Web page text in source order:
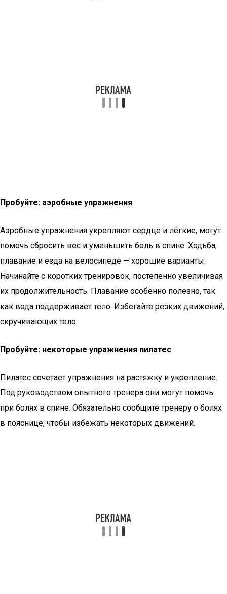
Пробуйте: аэробные упражнения
Аэробные упражнения укрепляют сердце и лёгкие, могут
помочь сбросить вес и уменьшить боль в спине. Ходьба,
плавание и езда на велосипеде — хорошие варианты.
Начинайте с коротких тренировок, постепенно увеличивая
их продолжительность. Плавание особенно полезно, так
как вода поддерживает тело. Избегайте резких движений,
скручивающих тело.
Пробуйте: некоторые упражнения пилатес
Пилатес сочетает упражнения на растяжку и укрепление.
Под руководством опытного тренера они могут помочь
при болях в спине. Обязательно сообщите тренеру о болях
в пояснице, чтобы избежать некоторых движений.